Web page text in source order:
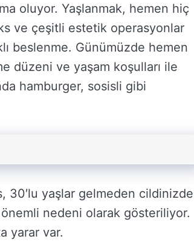
oluyor. Yaşlanmak, hemen hiç
ve çeşitli estetik operasyonlar
beslenme. Günümüzde hemen
düzeni ve yaşam koşulları ile
hamburger, sosisli gibi
30′lu yaşlar gelmeden cildinizde
önemli nedeni olarak gösteriliyor.
yarar var.